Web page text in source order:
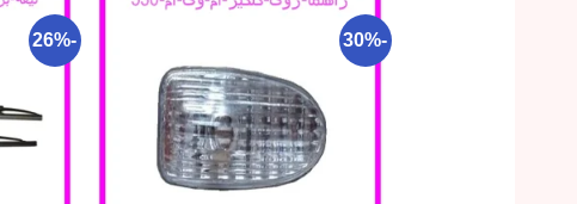
-30%
-26%